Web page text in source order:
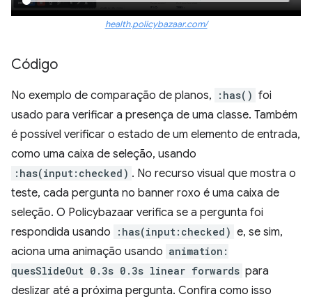
health.policybazaar.com/
Código
No exemplo de comparação de planos, :has() foi
usado para verificar a presença de uma classe. Também
é possível verificar o estado de um elemento de entrada,
como uma caixa de seleção, usando
:has(input:checked) . No recurso visual que mostra o
teste, cada pergunta no banner roxo é uma caixa de
seleção. O Policybazaar verifica se a pergunta foi
respondida usando
:has(input:checked) e, se sim,
aciona uma animação usando animation:
quesSlideOut 0.3s 0.3s linear forwards para
deslizar até a próxima pergunta. Confira como isso